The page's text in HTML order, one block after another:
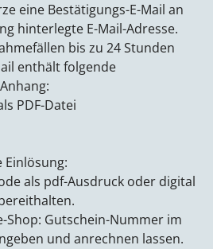
eine Bestätigungs-E-Mail an
hinterlegte E-Mail-Adresse.
bis zu 24 Stunden
enthält folgende
PDF-Datei
als pdf-Ausdruck oder digital
Shop: Gutschein-Nummer im
und anrechnen lassen.